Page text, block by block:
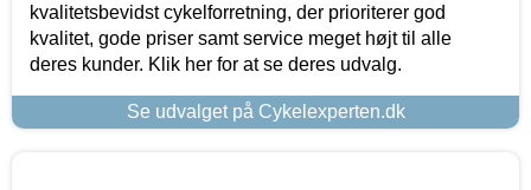
kvalitetsbevidst cykelforretning, der prioriterer god
kvalitet, gode priser samt service meget højt til alle
deres kunder. Klik her for at se deres udvalg.
Se udvalget på Cykelexperten.dk